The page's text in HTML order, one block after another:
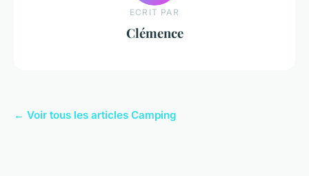
ECRIT PAR
Clémence
← Voir tous les articles Camping